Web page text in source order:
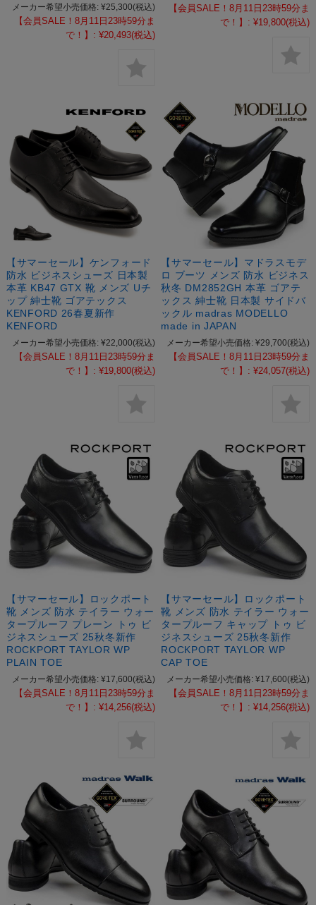
メーカー希望小売価格: ¥25,300(税込)
【会員SALE！8月11日23時59分ま
で！】: ¥20,493(税込)
【会員SALE！8月11日23時59分ま
で！】: ¥19,800(税込)
【サマーセール】ケンフォード
防水 ビジネスシューズ 日本製
本革 KB47 GTX 靴 メンズ Uチ
ップ 紳士靴 ゴアテックス
KENFORD 26春夏新作
KENFORD
メーカー希望小売価格: ¥22,000(税込)
【会員SALE！8月11日23時59分ま
で！】: ¥19,800(税込)
【サマーセール】マドラスモデ
ロ ブーツ メンズ 防水 ビジネス
秋冬 DM2852GH 本革 ゴアテ
ックス 紳士靴 日本製 サイドバ
ックル madras MODELLO
made in JAPAN
メーカー希望小売価格: ¥29,700(税込)
【会員SALE！8月11日23時59分ま
で！】: ¥24,057(税込)
【サマーセール】ロックポート
靴 メンズ 防水 テイラー ウォー
タープルーフ プレーン トゥ ビ
ジネスシューズ 25秋冬新作
ROCKPORT TAYLOR WP
PLAIN TOE
メーカー希望小売価格: ¥17,600(税込)
【会員SALE！8月11日23時59分ま
で！】: ¥14,256(税込)
【サマーセール】ロックポート
靴 メンズ 防水 テイラー ウォー
タープルーフ キャップ トゥ ビ
ジネスシューズ 25秋冬新作
ROCKPORT TAYLOR WP
CAP TOE
メーカー希望小売価格: ¥17,600(税込)
【会員SALE！8月11日23時59分ま
で！】: ¥14,256(税込)